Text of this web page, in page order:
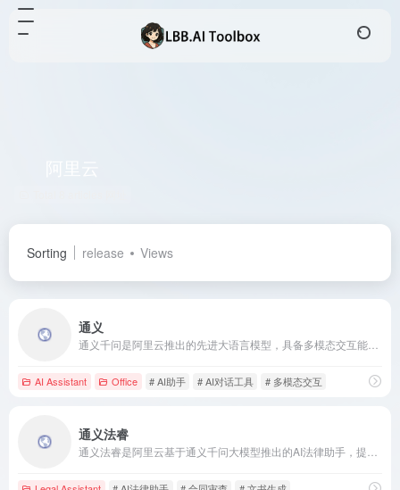
Sorting release Views
通义
AI Assistant Office # AI助手 # AI对话工具 # 多模态交互
通义法睿